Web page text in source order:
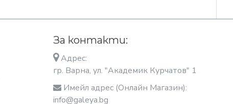
За контакти:
Адрес:
гр. Варна, ул. "Академик Курчатов" 1
Имейл адрес (Онлайн Магазин):
info@galeya.bg